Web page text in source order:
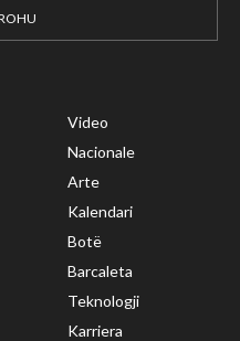
Video
Nacionale
Arte
Kalendari
Botë
Barcaleta
Teknologji
Karriera